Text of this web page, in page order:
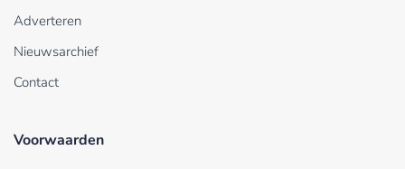
Adverteren
Nieuwsarchief
Contact
Voorwaarden